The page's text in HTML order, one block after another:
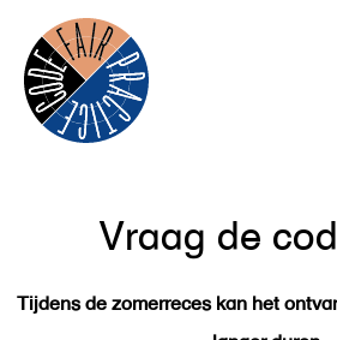
Vraag de
Tijdens de zomerreces kan het